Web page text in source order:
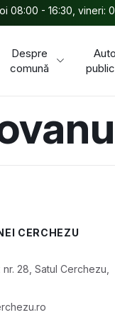
08:00 - 16:30, vineri:
Despre
comună
CERCHEZU
28, Satul Cerchezu,